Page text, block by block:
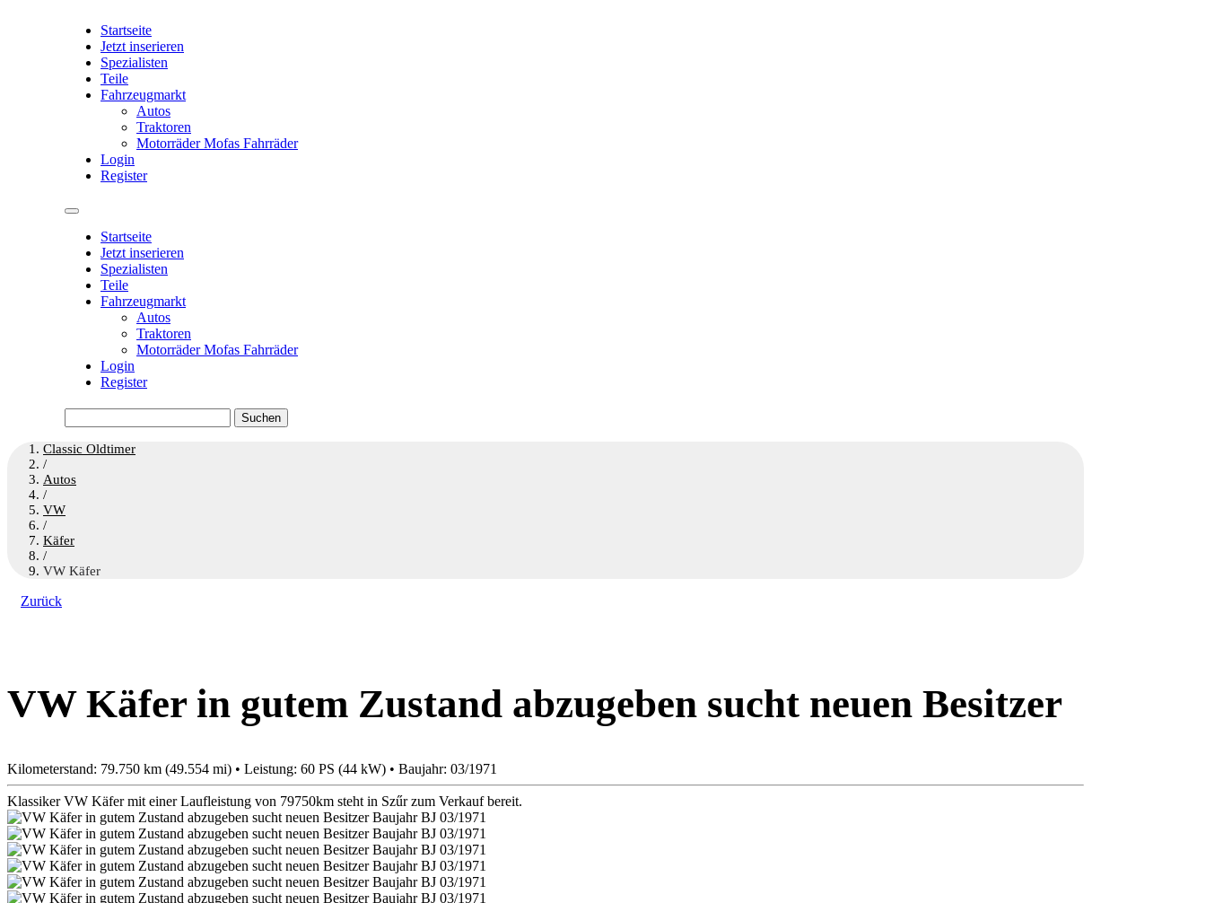
Startseite
Jetzt inserieren
Spezialisten
Teile
Fahrzeugmarkt
Autos
Traktoren
Motorräder Mofas Fahrräder
Login
Register
Startseite
Jetzt inserieren
Spezialisten
Teile
Fahrzeugmarkt
Autos
Traktoren
Motorräder Mofas Fahrräder
Login
Register
nach:
Classic Oldtimer
/
Autos
/
VW
/
Käfer
/
VW Käfer
Zurück
VW Käfer in gutem Zustand abzugeben sucht neuen Besitzer
Kilometerstand: 79.750 km (49.554 mi) • Leistung: 60 PS (44 kW) • Baujahr: 03/1971
Klassiker VW Käfer mit einer Laufleistung von 79750km steht in Szűr zum Verkauf bereit.